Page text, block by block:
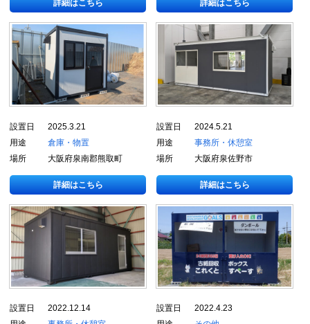
詳細はこちら 詳細はこちら
設置日
2025.3.21
用途
倉庫・物置
場所
大阪府泉南郡熊取町
詳細はこちら
設置日
2024.5.21
用途
事務所・休憩室
場所
大阪府泉佐野市
詳細はこちら
設置日
2022.12.14
設置日
2022.4.23